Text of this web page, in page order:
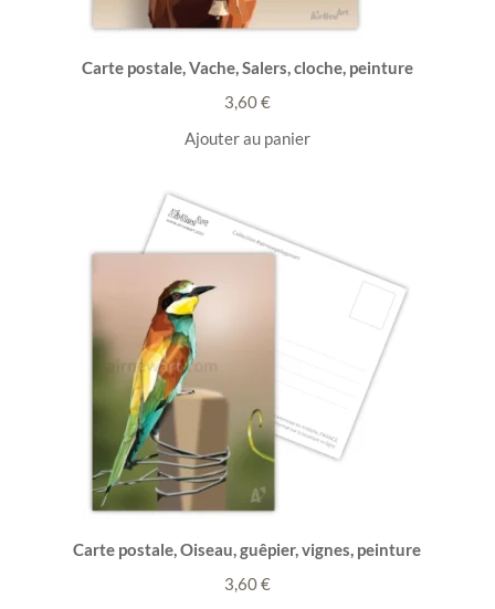
Carte postale, Vache, Salers, cloche, peinture
3,60€
Ajouter au panier
Carte postale, Oiseau, guêpier, vignes, peinture
3,60€